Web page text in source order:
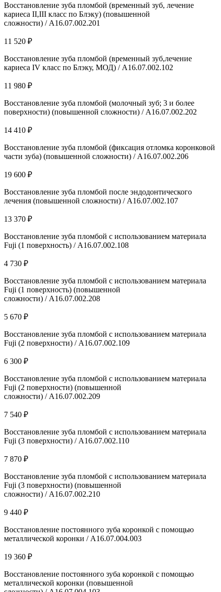
Восстановление зуба пломбой (временный зуб, лечение
кариеса II,III класс по Блэку) (повышенной
сложности) / А16.07.002.201
11 520 ₽
Восстановление зуба пломбой (временный зуб,лечение
кариеса IV класс по Блэку, МОД) / А16.07.002.102
11 980 ₽
Восстановление зуба пломбой (молочный зуб; 3 и более
поверхности) (повышенной сложности) / А16.07.002.202
14 410 ₽
Восстановление зуба пломбой (фиксация отломка коронковой
части зуба) (повышенной сложности) / А16.07.002.206
19 600 ₽
Восстановление зуба пломбой после эндодонтического
лечения (повышенной сложности) / А16.07.002.107
13 370 ₽
Восстановление зуба пломбой с использованием материала
Fuji (1 поверхность) / А16.07.002.108
4 730 ₽
Восстановление зуба пломбой с использованием материала
Fuji (1 поверхность) (повышенной
сложности) / А16.07.002.208
5 670 ₽
Восстановление зуба пломбой с использованием материала
Fuji (2 поверхности) / А16.07.002.109
6 300 ₽
Восстановление зуба пломбой с использованием материала
Fuji (2 поверхности) (повышенной
сложности) / А16.07.002.209
7 540 ₽
Восстановление зуба пломбой с использованием материала
Fuji (3 поверхности) / А16.07.002.110
7 870 ₽
Восстановление зуба пломбой с использованием материала
Fuji (3 поверхности) (повышенной
сложности) / А16.07.002.210
9 440 ₽
Восстановление постоянного зуба коронкой с помощью
металлической коронки / A16.07.004.003
19 360 ₽
Восстановление постоянного зуба коронкой с помощью
металлической коронки (повышенной